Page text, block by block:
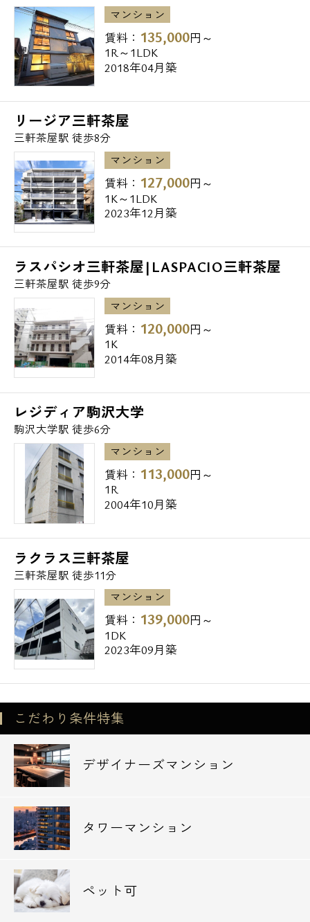
◆飲食店
キッチンオリジン上馬店 318m
ガスト世田谷野沢店（から好し取扱店）
342m
◆販売店
Seriaマルエツ中里店 329m
トモズ上馬店 363m
◆大学
私立日本大学危機管理学部三軒茶屋キャンパ
ス 601m
私立昭和女子大学 1,114m
◆高校
国立東京学芸大学教育学部附属高校 890m
私立昭和女子大学附属昭和高校 962m
世田谷区立駒留中学校 907m
私立昭和女子大学附属昭和中学校 961m
◆小学校
世田谷区立旭小学校 237m
世田谷区立中里小学校 590m
◆幼稚園、保育園
モニカ三軒茶屋園 187m
日本大学認定こども園 243m
◆病院
医療法人社団大坪会三軒茶屋病院 394m
医療法人社団大坪会三軒茶屋第一病院 451m
世田谷上馬一郵便局 175m
世田谷郵便局 381m
◆銀行
りそな銀行世田谷支店 560m
三菱UFJ銀行世田谷上町支店 612m
◆公園
蛇崩川緑道 1,041m
こどものひろば公園 1,049m
マンション
賃料： 135,000円～
1R～1LDK
2018年04月築
リージア三軒茶屋
三軒茶屋駅 徒歩8分
マンション
賃料： 127,000円～
1K～1LDK
2023年12月築
ラスパシオ三軒茶屋|LASPACIO三軒茶屋
三軒茶屋駅 徒歩9分
マンション
賃料： 120,000円～
1K
2014年08月築
レジディア駒沢大学
駒沢大学駅 徒歩6分
マンション
賃料： 113,000円～
1R
2004年10月築
ラクラス三軒茶屋
三軒茶屋駅 徒歩11分
マンション
賃料： 139,000円～
1DK
2023年09月築
こだわり条件特集
デザイナーズマンション
タワーマンション
ペット可